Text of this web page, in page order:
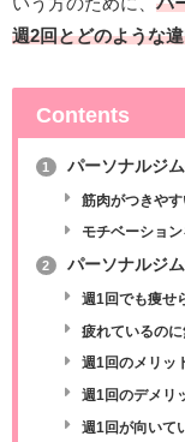
週2回とどのような
Contents
1 パーソナルジ
筋肉がつきやす
モチベーショ
2 パーソナルジ
週1回でも痩せ
疲れているの
週1回のメリッ
週1回のデメリ
週1回が向いて